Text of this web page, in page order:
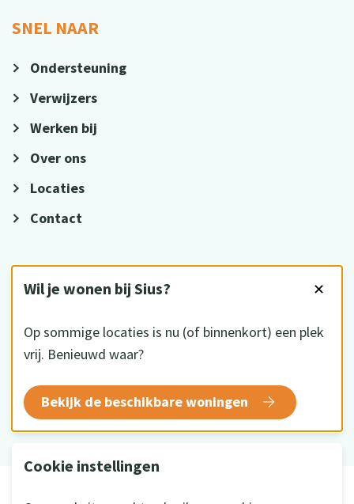
Wil je wonen bij Sius? ✕
Op sommige locaties is nu (of binnenkort) een plek
vrij. Benieuwd waar?
Bekijk de beschikbare woningen
Cookie instellingen
SNEL NAAR
Ondersteuning
Verwijzers
Werken bij
Over ons
Locaties
Contact
HKZ gecertificeerd